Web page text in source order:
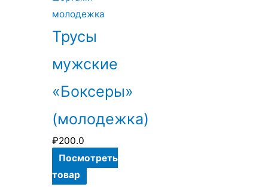
Трусы
мужские
«Боксеры»
(молодежка)
₽200.0
Посмотреть
товар
вариаций.
выбрать
странице
товара.